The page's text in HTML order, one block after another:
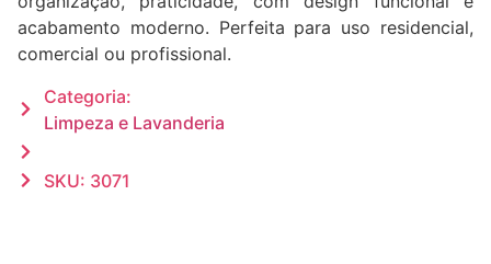
acabamento moderno. Perfeita para uso residencial,
comercial ou profissional.
Categoria:
Limpeza e Lavanderia
SKU: 3071